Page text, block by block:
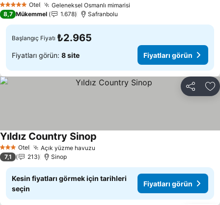
5 Yıldız Otel Geleneksel Osmanlı mimarisi
8,7 Mükemmel 1.678 Safranbolu
Başlangıç Fiyatı ₺2.965
Fiyatları görün: 8 site Fiyatları görün
Paylaş
3 YıldızOtel Açık yüzme havuzu
Yıldız Country Sinop
7,1 213 Sinop
Kesin fiyatları görmek için tarihleri
seçin
Fiyatları görün